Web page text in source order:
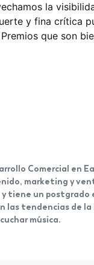
la
y fina crítica
que son
Comercial en
marketing y
y tiene un
las tendencias de
música.